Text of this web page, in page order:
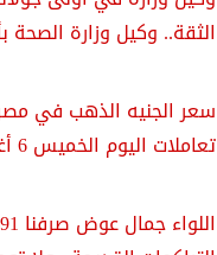
الثقة.. وكيل وزارة الصحة
سعر الجنيه الذهب في
تعاملات اليوم الخميس 6 أغسطس...